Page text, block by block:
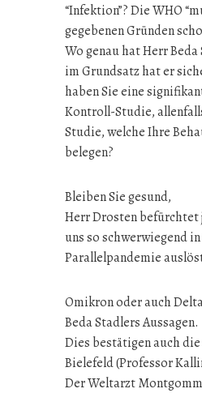
“Infektion”? Die WHO
gegebenen Gründen
Wo genau hat Herr
im Grundsatz hat er
haben Sie eine
Kontroll-Studie,
Studie, welche Ihre
belegen?
Bleiben Sie gesund,
Herr Drosten befürchtet
uns so schwerwiegend
Parallelpandemie
Omikron oder auch
Beda Stadlers Aussagen.
Dies bestätigen auch
Bielefeld (Professor
Der Weltarzt